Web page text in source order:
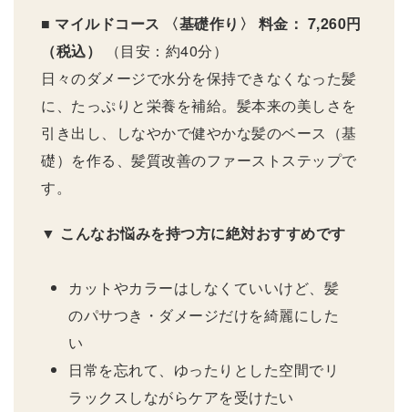
■ マイルドコース 〈基礎作り〉
料金： 7,260円
（税込）
（目安：約40分）
日々のダメージで水分を保持できなくなった髪
に、たっぷりと栄養を補給。髪本来の美しさを
引き出し、しなやかで健やかな髪のベース（基
礎）を作る、髪質改善のファーストステップで
す。
▼ こんなお悩みを持つ方に絶対おすすめです
カットやカラーはしなくていいけど、髪
のパサつき・ダメージだけを綺麗にした
い
日常を忘れて、ゆったりとした空間でリ
ラックスしながらケアを受けたい